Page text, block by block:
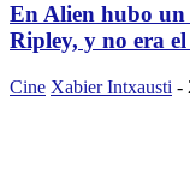
En Alien hubo un
Ripley, y no era
Cine Xabier Intxausti -